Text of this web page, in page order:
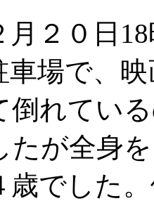
０日18
車場で、
倒れてい
たが全身
歳でした